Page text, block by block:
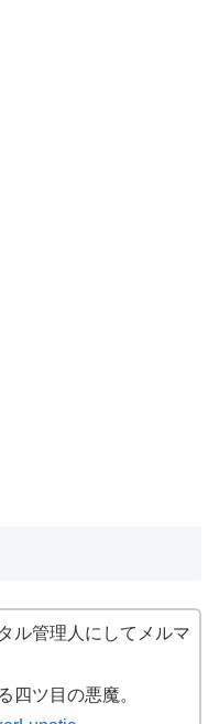
ル管理人にしてメルマ
四ツ目の悪魔。